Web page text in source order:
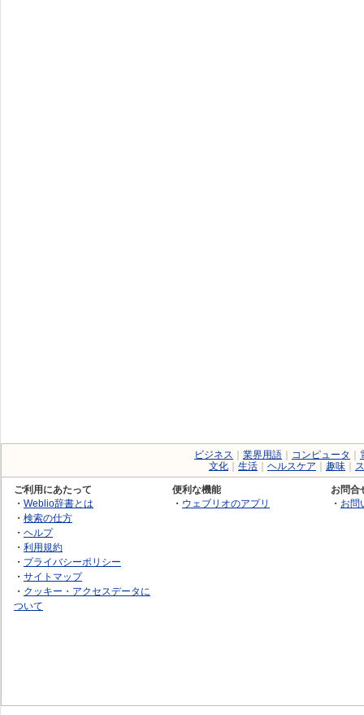
ビジネス 業界用語 コンピュータ
文化
生活 ヘルスケア 趣味
ご利用にあたって
・ Weblio辞書とは
・ 検索の仕方
・ ヘルプ
・ 利用規約
・ プライバシーポリシー
・ サイトマップ
・ クッキー・アクセスデータに
ついて
便利な機能
・ ウェブリオのアプリ
お問合
・ お問